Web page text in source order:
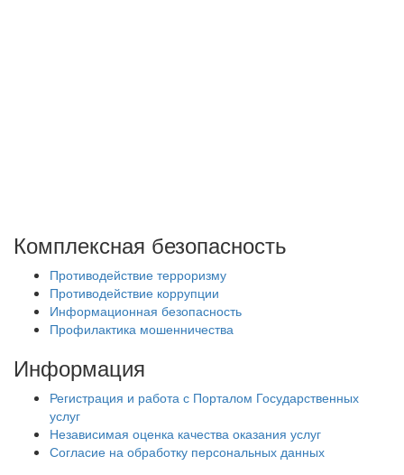
Комплексная безопасность
Противодействие терроризму
Противодействие коррупции
Информационная безопасность
Профилактика мошенничества
Информация
Регистрация и работа с Порталом Государственных
услуг
Независимая оценка качества оказания услуг
Согласие на обработку персональных данных